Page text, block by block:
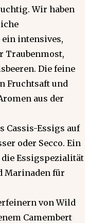
Wir haben
intensives,
Traubenmost,
Die feine
Fruchtsaft und
aus der
Cassis-Essigs auf
oder Secco. Ein
Essigspezialität
Marinaden für
von Wild
Camembert